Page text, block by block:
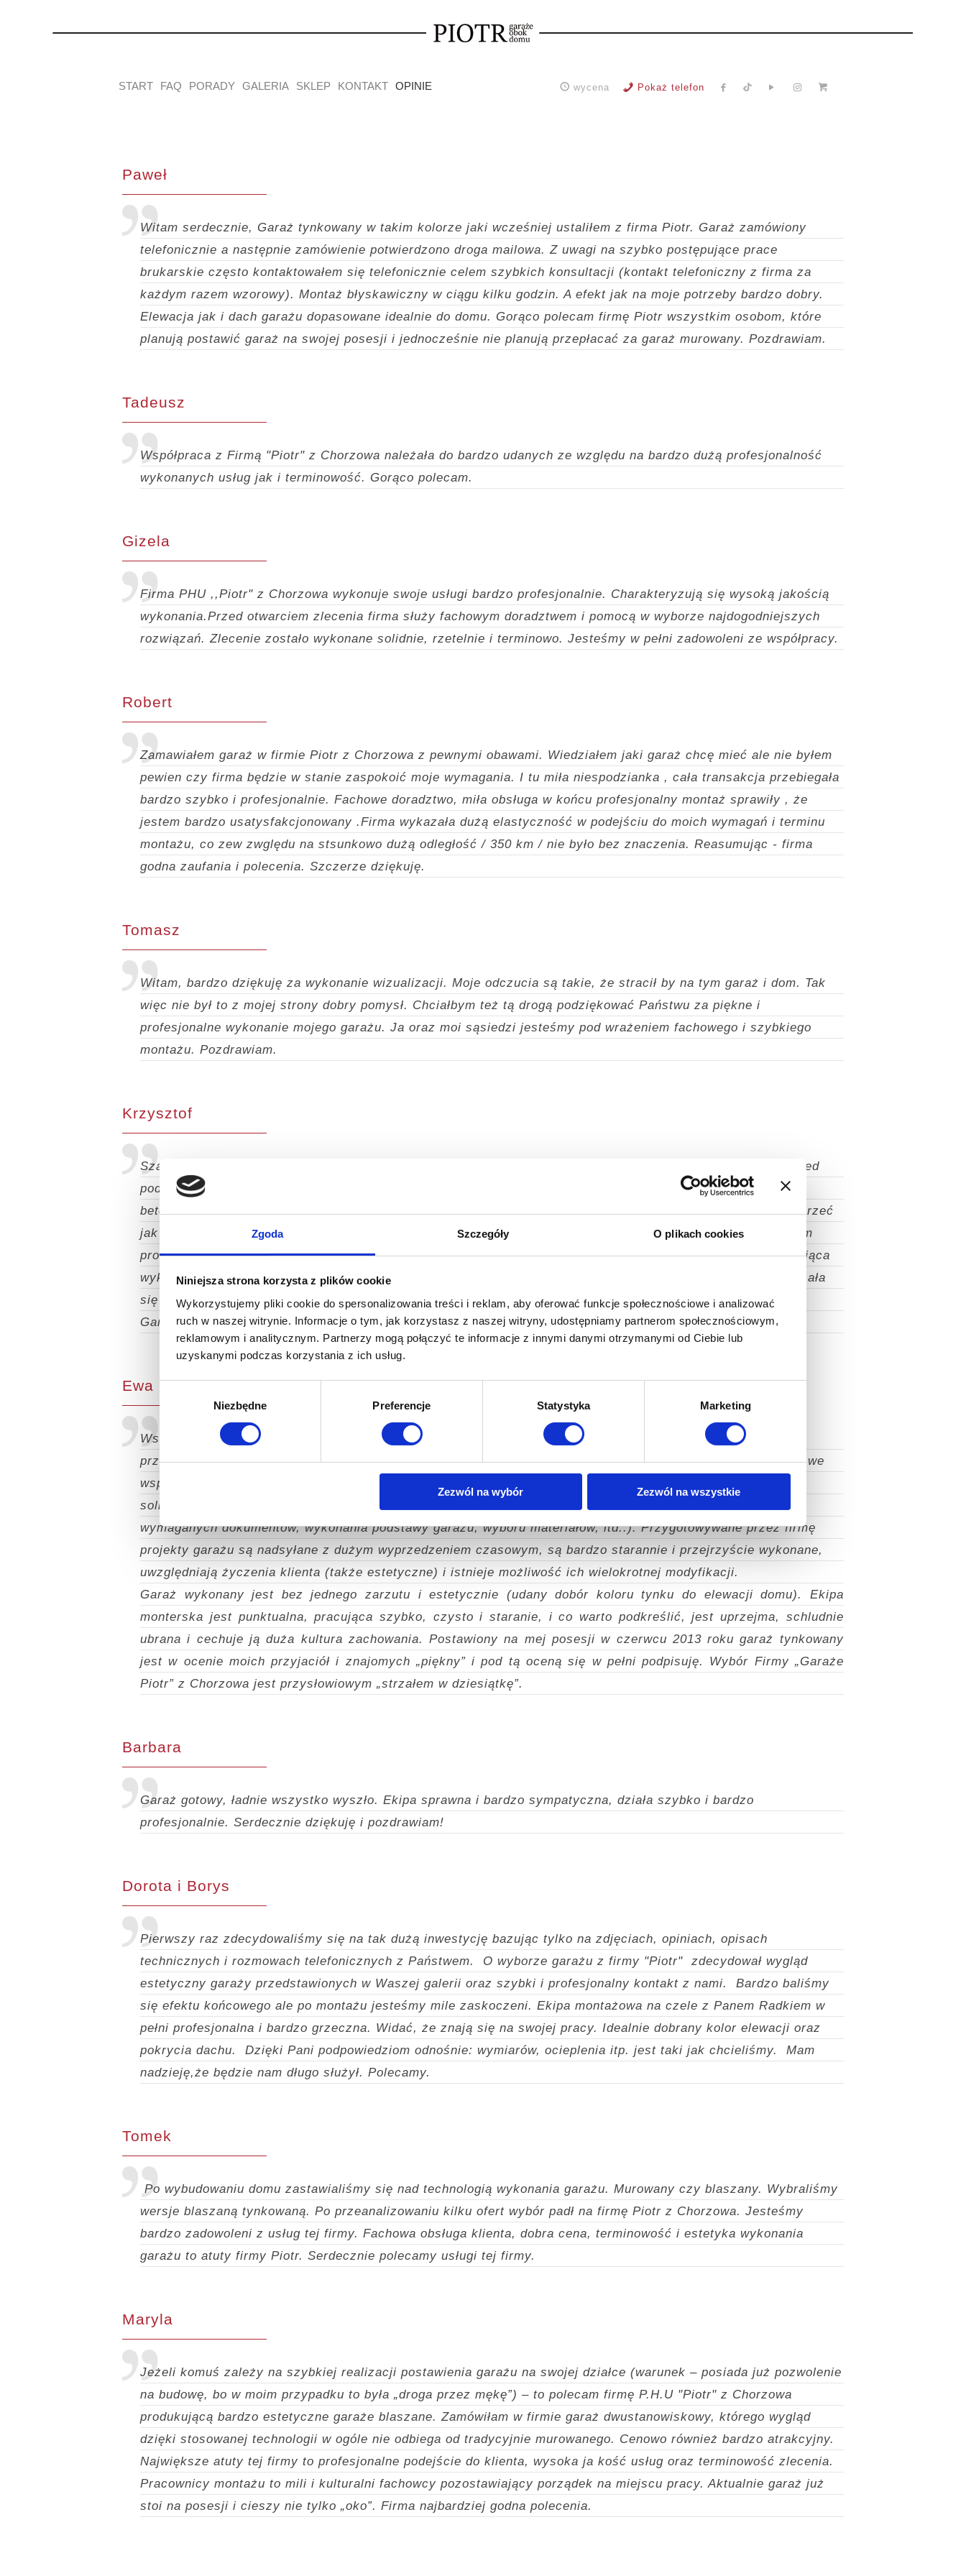
Zgoda Szczegóły O plikach cookies
Niniejsza strona korzysta z plików cookie
Wykorzystujemy pliki cookie do spersonalizowania treści i reklam, aby oferować funkcje społecznościowe i analizować
ruch w naszej witrynie. Informacje o tym, jak korzystasz z naszej witryny, udostępniamy partnerom społecznościowym,
reklamowym i analitycznym. Partnerzy mogą połączyć te informacje z innymi danymi otrzymanymi od Ciebie lub
uzyskanymi podczas korzystania z ich usług.
zgody
Niezbędne Preferencje Statystyka Marketing
Zezwól na wybór Zezwól na wszystkie
START FAQ PORADY GALERIA SKLEP KONTAKT OPINIE wycena Pokaż telefon
Paweł
Witam serdecznie, Garaż tynkowany w takim kolorze jaki wcześniej ustaliłem z firma Piotr. Garaż zamówiony
telefonicznie a następnie zamówienie potwierdzono droga mailowa. Z uwagi na szybko postępujące prace
brukarskie często kontaktowałem się telefonicznie celem szybkich konsultacji (kontakt telefoniczny z firma za
każdym razem wzorowy). Montaż błyskawiczny w ciągu kilku godzin. A efekt jak na moje potrzeby bardzo dobry.
Elewacja jak i dach garażu dopasowane idealnie do domu. Gorąco polecam firmę Piotr wszystkim osobom, które
planują postawić garaż na swojej posesji i jednocześnie nie planują przepłacać za garaż murowany. Pozdrawiam.
Tadeusz
Współpraca z Firmą "Piotr" z Chorzowa należała do bardzo udanych ze względu na bardzo dużą profesjonalność
wykonanych usług jak i terminowość. Gorąco polecam.
Gizela
Firma PHU ,,Piotr" z Chorzowa wykonuje swoje usługi bardzo profesjonalnie. Charakteryzują się wysoką jakością
wykonania.Przed otwarciem zlecenia firma służy fachowym doradztwem i pomocą w wyborze najdogodniejszych
rozwiązań. Zlecenie zostało wykonane solidnie, rzetelnie i terminowo. Jesteśmy w pełni zadowoleni ze współpracy.
Robert
Zamawiałem garaż w firmie Piotr z Chorzowa z pewnymi obawami. Wiedziałem jaki garaż chcę mieć ale nie byłem
pewien czy firma będzie w stanie zaspokoić moje wymagania. I tu miła niespodzianka , cała transakcja przebiegała
bardzo szybko i profesjonalnie. Fachowe doradztwo, miła obsługa w końcu profesjonalny montaż sprawiły , że
jestem bardzo usatysfakcjonowany .Firma wykazała dużą elastyczność w podejściu do moich wymagań i terminu
montażu, co zew zwględu na stsunkowo dużą odległość / 350 km / nie było bez znaczenia.Reasumując - firma
godna zaufania i polecenia.Szczerze dziękuję.
Tomasz
Witam, bardzo dziękuję za wykonanie wizualizacji. Moje odczucia są takie, że stracił by na tym garaż i dom. Tak
więc nie był to z mojej strony dobry pomysł. Chciałbym też tą drogą podziękować Państwu za piękne i
profesjonalne wykonanie mojego garażu. Ja oraz moi sąsiedzi jesteśmy pod wrażeniem fachowego i szybkiego
montażu. Pozdrawiam.
Krzysztof
Szanowna Pani,
Jestem bardzo zadowolony z garażu, który wybrałem i zamówiłem w firmie Piotr Garaże. Przed
podjęciem decyzji o wyborze tego garażu brałem pod uwagę różne warianty: garaż murowany, gotowy garaż
betonowy, garaż drewniany otynkowany i garaż blaszany tynkowany. Specjalnie pojechałem do Chorzowa obejrzeć
jak wygląda taki garaż „na żywo”.
Od samego początku spotkałem się z dużą życzliwością i fachowością. Sam
proces realizacji dużego garażu dwustanowiskowego (50m2) trwał od godziny 7-ej rano do 16-ej. Ekipa montująca
wykazała się starannością i rzetelnością. Potwierdzam również wysoki poziom kultury osobistej. Firma wykazała
się dużym profesjonalizmem dokonując dodatkowych uzupełnień. Z dużym przekonaniem polecam Firmę Piotr
Garaże! Serdecznie pozdrawiam.
Ewa
Wszystkim Państwu, którzy zamierzają postawić gotowy garaż tynkowany polecam gorąco i z pełnym
przekonaniem firmę „Piotr” (adres internetowy: Garaże blaszane tynkowane, Piotr.com.pl) z Chorzowa. Firma we
współpracy z klientem (mailowo i telefonicznie) jest od konsultacji zamówienia do jego wykonania niebywale
solidna, rzetelna i służąca wszelką pomocą (też doradztwem prawnym i technicznym, dotyczącym m.in.
wymaganych dokumentów, wykonania podstawy garażu, wyboru materiałów, itd..). Przygotowywane przez firmę
projekty garażu są nadsyłane z dużym wyprzedzeniem czasowym, są bardzo starannie i przejrzyście wykonane,
uwzględniają życzenia klienta (także estetyczne) i istnieje możliwość ich wielokrotnej modyfikacji.
Garaż wykonany jest bez jednego zarzutu i estetycznie (udany dobór koloru tynku do elewacji domu). Ekipa
monterska jest punktualna, pracująca szybko, czysto i staranie, i co warto podkreślić, jest uprzejma, schludnie
ubrana i cechuje ją duża kultura zachowania. Postawiony na mej posesji w czerwcu 2013 roku garaż tynkowany
jest w ocenie moich przyjaciół i znajomych „piękny” i pod tą oceną się w pełni podpisuję. Wybór Firmy „Garaże
Piotr” z Chorzowa jest przysłowiowym „strzałem w dziesiątkę”.
Barbara
Garaż gotowy, ładnie wszystko wyszło. Ekipa sprawna i bardzo sympatyczna, działa szybko i bardzo
profesjonalnie. Serdecznie dziękuję i pozdrawiam!
Dorota i Borys
Pierwszy raz zdecydowaliśmy się na tak dużą inwestycję bazując tylko na zdjęciach, opiniach, opisach
technicznych i rozmowach telefonicznych z Państwem.
O wyborze garażu z firmy "Piotr" zdecydował wygląd
estetyczny garaży przedstawionych w Waszej galerii oraz szybki i profesjonalny kontakt z nami.
Bardzo baliśmy
się efektu końcowego ale po montażu jesteśmy mile zaskoczeni. Ekipa montażowa na czele z Panem Radkiem w
pełni profesjonalna i bardzo grzeczna. Widać, że znają się na swojej pracy. Idealnie dobrany kolor elewacji oraz
pokrycia dachu.
Dzięki Pani podpowiedziom odnośnie: wymiarów, ocieplenia itp. jest taki jak chcieliśmy.
Mam
nadzieję,że będzie nam długo służył. Polecamy.
Tomek
Po wybudowaniu domu zastawialiśmy się nad technologią wykonania garażu. Murowany czy blaszany. Wybraliśmy
wersje blaszaną tynkowaną. Po przeanalizowaniu kilku ofert wybór padł na firmę Piotr z Chorzowa. Jesteśmy
bardzo zadowoleni z usług tej firmy. Fachowa obsługa klienta, dobra cena, terminowość i estetyka wykonania
garażu to atuty firmy Piotr. Serdecznie polecamy usługi tej firmy.
Maryla
Jeżeli komuś zależy na szybkiej realizacji postawienia garażu na swojej działce (warunek – posiada już pozwolenie
na budowę, bo w moim przypadku to była „droga przez mękę”) – to polecam firmę P.H.U "Piotr" z Chorzowa
produkującą bardzo estetyczne garaże blaszane. Zamówiłam w firmie garaż dwustanowiskowy, którego wygląd
dzięki stosowanej technologii w ogóle nie odbiega od tradycyjnie murowanego. Cenowo również bardzo atrakcyjny.
Największe atuty tej firmy to profesjonalne podejście do klienta, wysoka ja kość usług oraz terminowość zlecenia.
Pracownicy montażu to mili i kulturalni fachowcy pozostawiający porządek na miejscu pracy. Aktualnie garaż już
stoi na posesji i cieszy nie tylko „oko”. Firma najbardziej godna polecenia.